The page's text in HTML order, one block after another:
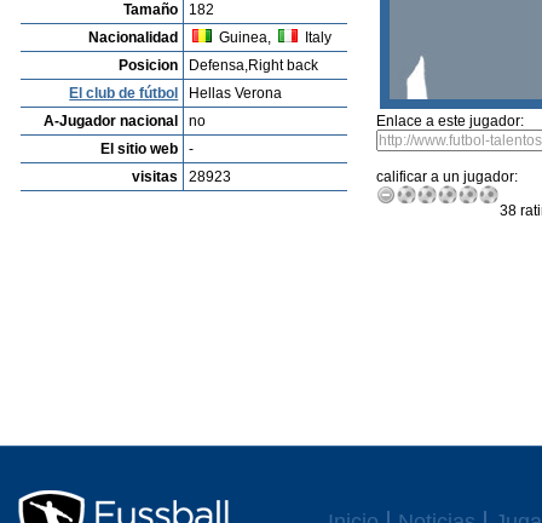
Tamaño
182
Nacionalidad
Guinea,
Italy
Posicion
Defensa,Right back
El club de fútbol
Hellas Verona
A-Jugador nacional
no
El sitio web
-
visitas
28923
Enlace a este jugador:
calificar a un jugador:
38